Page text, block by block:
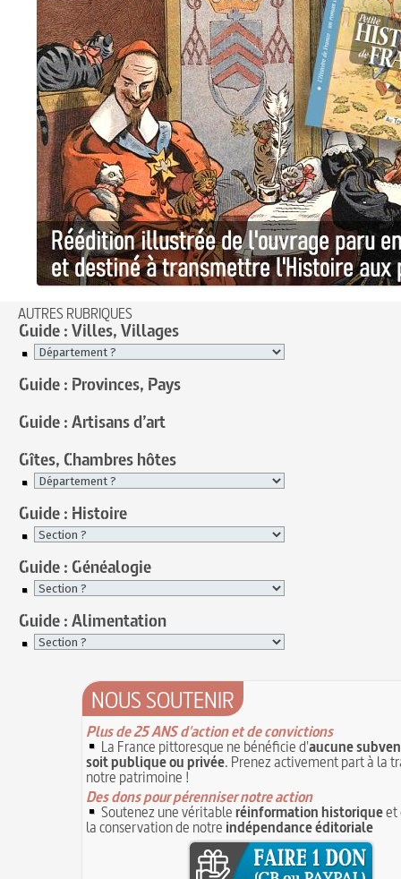
AUTRES RUBRIQUES
Guide : Villes, Villages
Guide : Provinces, Pays
Guide : Artisans d’art
Gîtes, Chambres hôtes
Guide : Histoire
Guide : Généalogie
Guide : Alimentation
NOUS SOUTENIR
Plus de 25 ANS d'action et de convictions
La France pittoresque ne bénéficie d'aucune
soit publique ou privée. Prenez activement part à la
notre patrimoine !
Des dons pour pérenniser notre action
Soutenez une véritableréinformation historiqueet
la conservation de notre indépendance éditoriale